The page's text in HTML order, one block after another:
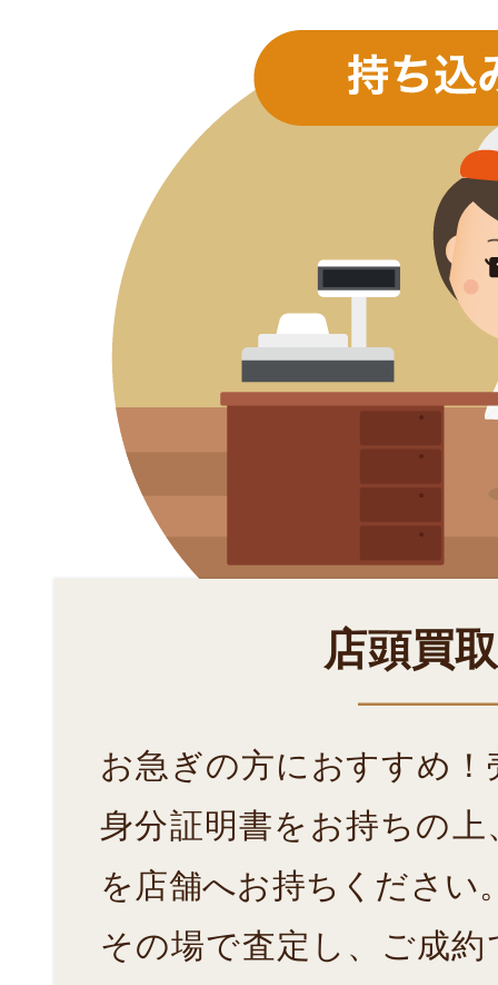
店頭買
お急ぎの方におすすめ！
身分証明書をお持ちの
を店舗へお持ちください
その場で査定し、ご成